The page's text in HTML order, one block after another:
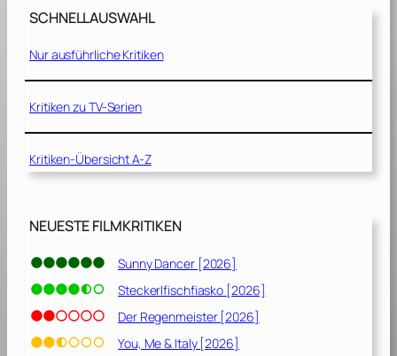
n
W
i
l
o
m
e
i
n
d
e
r
SCHNELLAUSWAHL
Nur ausführliche Kritiken
Kritiken zu TV-Serien
Kritiken-Übersicht A-Z
NEUESTE FILMKRITIKEN
Sunny Dancer [2026]
Steckerlfischfiasko [2026]
Der Regenmeister [2026]
You, Me & Italy [2026]